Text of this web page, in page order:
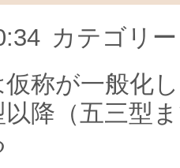
カテゴリ
仮称が一般化
以降（五三型